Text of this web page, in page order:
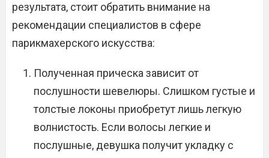
результата, стоит обратить внимание на
рекомендации специалистов в сфере
парикмахерского искусства:
Полученная прическа зависит от
послушности шевелюры. Слишком густые и
толстые локоны приобретут лишь легкую
волнистость. Если волосы легкие и
послушные, девушка получит укладку с